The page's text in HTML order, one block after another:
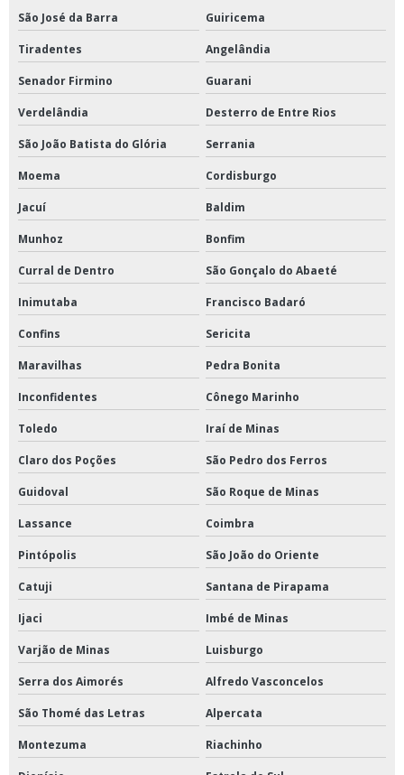
São José da Barra Guiricema
Tiradentes Angelândia
Senador Firmino Guarani
Verdelândia Desterro de Entre Rios
São João Batista do Glória Serrania
Moema Cordisburgo
Jacuí Baldim
Munhoz Bonfim
Curral de Dentro São Gonçalo do Abaeté
Inimutaba Francisco Badaró
Confins Sericita
Maravilhas Pedra Bonita
Inconfidentes Cônego Marinho
Toledo Iraí de Minas
Claro dos Poções São Pedro dos Ferros
Guidoval São Roque de Minas
Lassance Coimbra
Pintópolis São João do Oriente
Catuji Santana de Pirapama
Ijaci Imbé de Minas
Varjão de Minas Luisburgo
Serra dos Aimorés Alfredo Vasconcelos
São Thomé das Letras Alpercata
Montezuma Riachinho